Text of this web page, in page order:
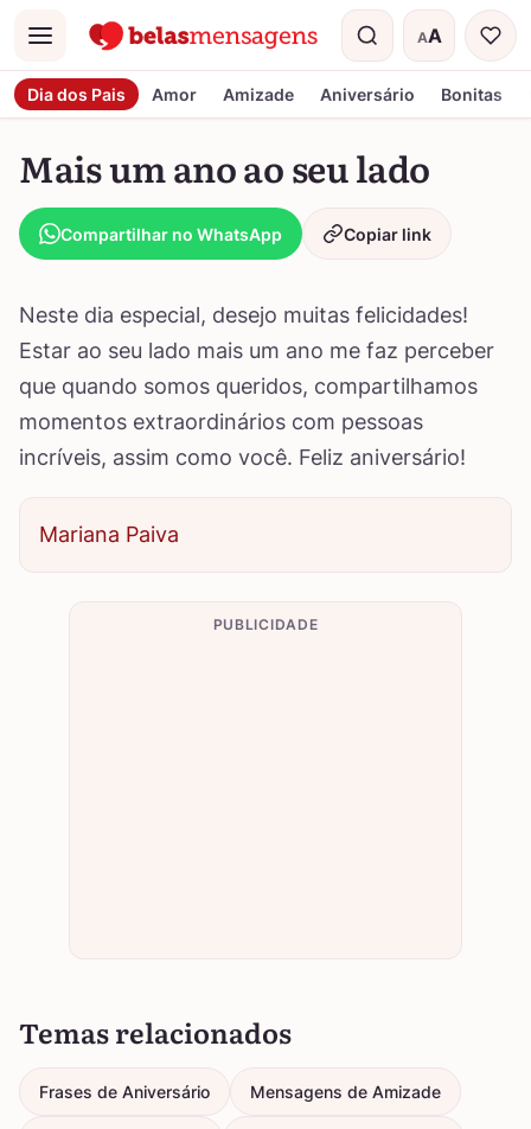
Menu AA
Tamanho do
Dia dos Pais Amor Amizade Aniversário Bonitas
Mais um ano ao seu lado
Compartilhar no WhatsApp Copiar link
Neste dia especial, desejo muitas felicidades!
Estar ao seu lado mais um ano me faz perceber
que quando somos queridos, compartilhamos
momentos extraordinários com pessoas
incríveis, assim como você. Feliz aniversário!
Mariana Paiva
PUBLICIDADE
Temas relacionados
Frases de Aniversário Mensagens de Amizade